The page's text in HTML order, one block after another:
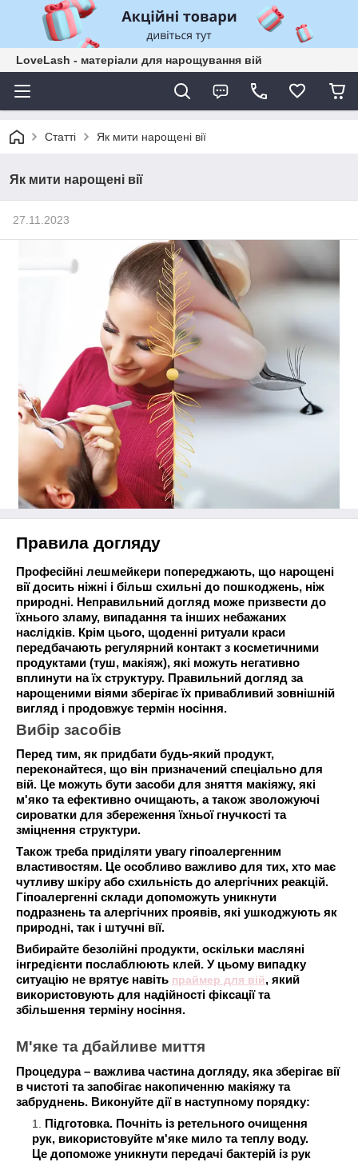
LoveLash - матеріали для нарощування вій
Статті Як мити нарощені вії
Як мити нарощені вії
27.11.2023
Правила догляду
Професійні лешмейкери попереджають, що нарощені
вії досить ніжні і більш схильні до пошкоджень, ніж
природні. Неправильний догляд може призвести до
їхнього зламу, випадання та інших небажаних
наслідків. Крім цього, щоденні ритуали краси
передбачають регулярний контакт з косметичними
продуктами (туш, макіяж), які можуть негативно
вплинути на їх структуру. Правильний догляд за
нарощеними віями зберігає їх привабливий зовнішній
вигляд і продовжує термін носіння.
Вибір засобів
Перед тим, як придбати будь-який продукт,
переконайтеся, що він призначений спеціально для
вій. Це можуть бути засоби для зняття макіяжу, які
м'яко та ефективно очищають, а також зволожуючі
сироватки для збереження їхньої гнучкості та
зміцнення структури.
Також треба приділяти увагу гіпоалергенним
властивостям. Це особливо важливо для тих, хто має
чутливу шкіру або схильність до алергічних реакцій.
Гіпоалергенні склади допоможуть уникнути
подразнень та алергічних проявів, які ушкоджують як
природні, так і штучні вії.
Вибирайте безолійні продукти, оскільки масляні
інгредієнти послаблюють клей. У цьому випадку
ситуацію не врятує навіть праймер для вій, який
використовують для надійності фіксації та
збільшення терміну носіння.
М'яке та дбайливе миття
Процедура – ​​важлива частина догляду, яка зберігає вії
в чистоті та запобігає накопиченню макіяжу та
забруднень. Виконуйте дії в наступному порядку:
Підготовка. Почніть із ретельного очищення
рук, використовуйте м'яке мило та теплу воду.
Це допоможе уникнути передачі бактерій із рук